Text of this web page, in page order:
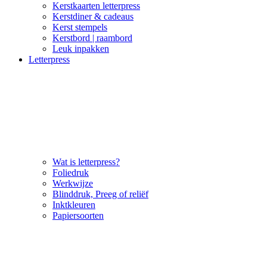
Kerstkaarten letterpress
Kerstdiner & cadeaus
Kerst stempels
Kerstbord | raambord
Leuk inpakken
Letterpress
Wat is letterpress?
Foliedruk
Werkwijze
Blinddruk, Preeg of reliëf
Inktkleuren
Papiersoorten